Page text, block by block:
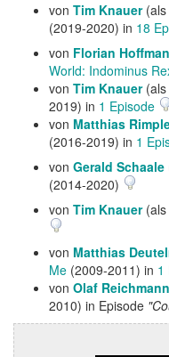
von Tim Knauer(als
(2019-2020) in 18
von Florian
World: Indominus
von Tim Knauer(als
2019) in 1 Episode
von Matthias
(2016-2019) in 1
von Gerald Schaale
(2014-2020)
von Tim Knauer(als
von Matthias
Me (2009-2011) in 1
von Olaf Reichmann
2010) in Episode